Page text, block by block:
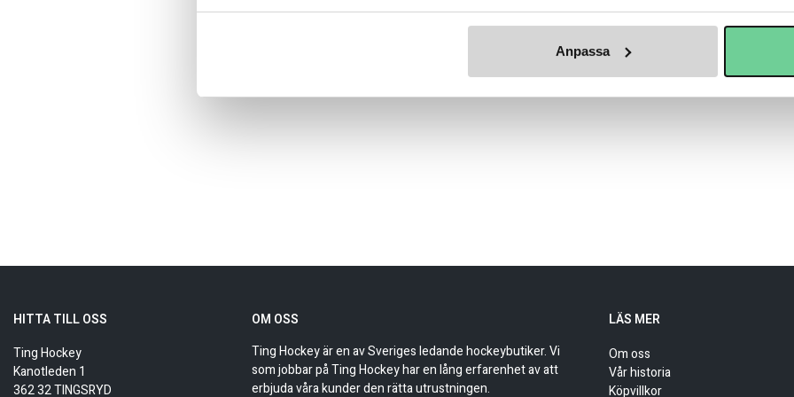
Anpassa
Art.nr: 6606_Glimma
Glimma HK Classic Retro Trucker är kepsen som knyter ihop historia och nutid – med broderad
självklar plats både på läktaren och till vardags. För dig som bär Glimma med stolthet, året runt.
HITTA TILL OSS
Ting Hockey
Kanotleden 1
362 32 TINGSRYD
OM OSS
Ting Hockey är en av Sveriges ledande hockeybutiker. Vi
som jobbar på Ting Hockey har en lång erfarenhet av att
erbjuda våra kunder den rätta utrustningen.
LÄS MER
Om oss
Vår historia
Köpvillkor